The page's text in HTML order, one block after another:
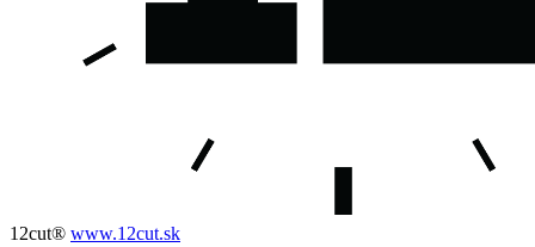
12cut® www.12cut.sk